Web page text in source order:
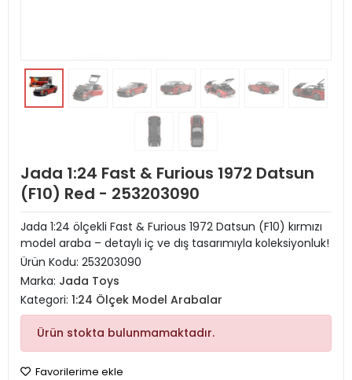
Jada 1:24 Fast & Furious 1972 Datsun
(F10) Red - 253203090
Jada 1:24 ölçekli Fast & Furious 1972 Datsun (F10) kırmızı
model araba – detaylı iç ve dış tasarımıyla koleksiyonluk!
Ürün Kodu: 253203090
Marka: Jada Toys
Kategori: 1:24 Ölçek Model Arabalar
Ürün stokta bulunmamaktadır.
Favorilerime ekle